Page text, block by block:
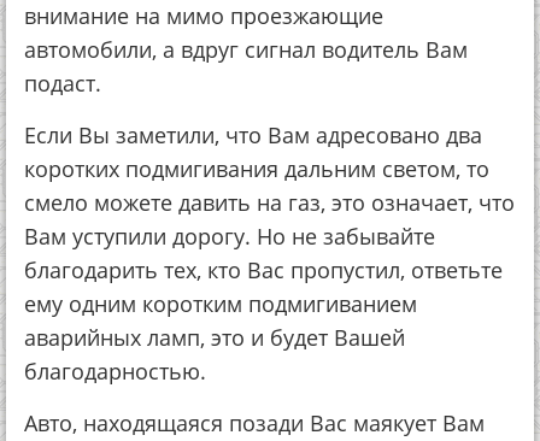
внимание на мимо проезжающие
автомобили, а вдруг сигнал водитель Вам
подаст.
Если Вы заметили, что Вам адресовано два
коротких подмигивания дальним светом, то
смело можете давить на газ, это означает, что
Вам уступили дорогу. Но не забывайте
благодарить тех, кто Вас пропустил, ответьте
ему одним коротким подмигиванием
аварийных ламп, это и будет Вашей
благодарностью.
Авто, находящаяся позади Вас маякует Вам